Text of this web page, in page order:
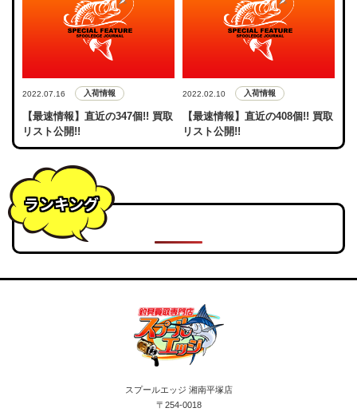
2022.07.16 入荷情報
【最速情報】直近の347個!! 買取
リスト公開!!
2022.02.10 入荷情報
【最速情報】直近の408個!! 買取
リスト公開!!
ランキング
スプールエッジ 湘南平塚店
〒254-0018